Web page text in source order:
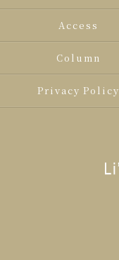
Access
Column
Privacy Policy